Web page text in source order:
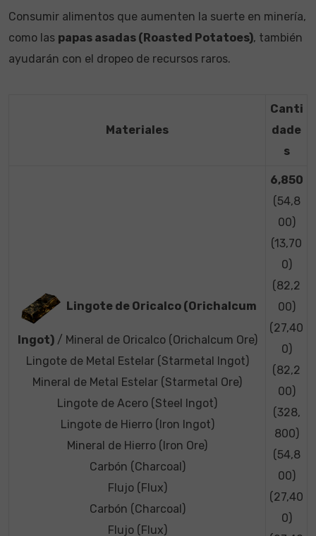
Consumir alimentos que aumenten la suerte en minería,
como las papas asadas (Roasted Potatoes), también
ayudarán con el dropeo de recursos raros.
Materiales
Canti
dade
s
Lingote de Oricalco (Orichalcum
Ingot)/ Mineral de Oricalco (Orichalcum Ore)
Lingote de Metal Estelar (Starmetal Ingot)
Mineral de Metal Estelar (Starmetal Ore)
Lingote de Acero (Steel Ingot)
Lingote de Hierro (Iron Ingot)
Mineral de Hierro (Iron Ore)
Carbón (Charcoal)
Flujo (Flux)
Carbón (Charcoal)
Flujo (Flux)
6,850
(54,8
00)
(13,70
0)
(82,2
00)
(27,40
0)
(82,2
00)
(328,
800)
(54,8
00)
(27,40
0)